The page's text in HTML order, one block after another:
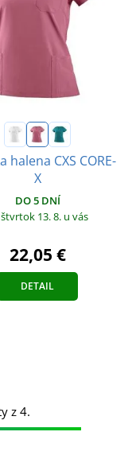
halena CXS CORE-
X
DO 5 DNÍ
13. 8. u vás
22,05 €
DETAIL
z 4.